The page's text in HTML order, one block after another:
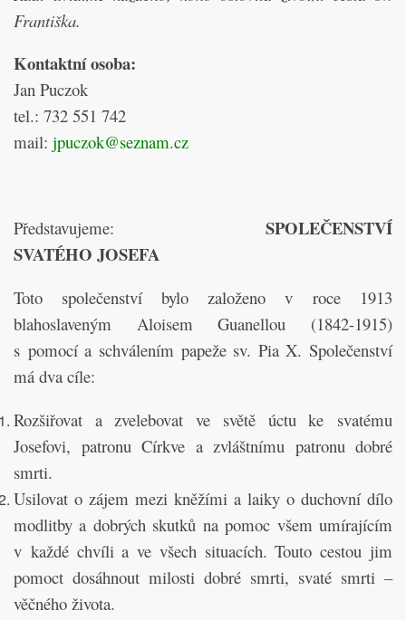
Františka.
Kontaktní osoba:
Jan Puczok
tel.: 732 551 742
mail: jpuczok@seznam.cz
Představujeme: SPOLEČENSTVÍ
SVATÉHO JOSEFA
Toto společenství bylo založeno v roce 1913
blahoslaveným Aloisem Guanellou (1842-1915)
s pomocí a schválením papeže sv. Pia X. Společenství
má dva cíle:
Rozšiřovat a zvelebovat ve světě úctu ke svatému
Josefovi, patronu Církve a zvláštnímu patronu dobré
smrti.
Usilovat o zájem mezi kněžími a laiky o duchovní dílo
modlitby a dobrých skutků na pomoc všem umírajícím
v každé chvíli a ve všech situacích. Touto cestou jim
pomoct dosáhnout milosti dobré smrti, svaté smrti –
věčného života.